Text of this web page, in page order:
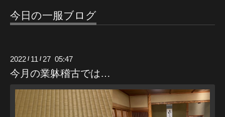
今日の一服ブログ
2022 / 11 / 27 05:47
今月の業躰稽古では…